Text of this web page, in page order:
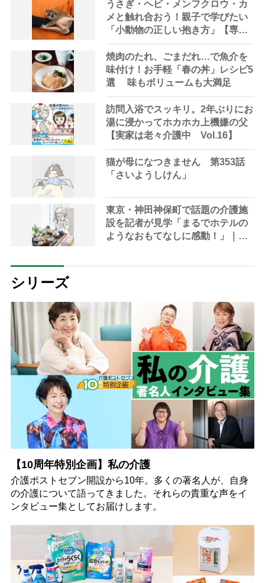
うさぎ・ヘビ・メンフクロウ・カ
メと触れ合おう！親子で学びたい
「小動物の正しい抱き方」【専門
家監修】
焼肉のたれ、ごまだれ…で魚介を
味付け！お手軽「春の丼」レシピ5
選 味もボリュームも大満足
訪問入浴でスッキリ。2年ぶりにお
湯に浸かってホカホカ上機嫌の父
【実家は老々介護中 Vol.16】
猫が母になつきません 第353話
「さいようしけん」
東京・神田神保町で話題の介護施
設を記者が見学「まるでホテルの
ようなおもてなしに感動！」｜介
シリーズ
【10周年特別企画】私の介護
介護ポストセブン開設から10年。多くの著名人が、自身
の介護について語ってきました。それらの貴重な声をイ
ンタビュー集としてお届けします。